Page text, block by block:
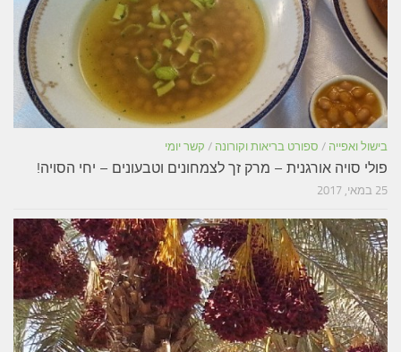
בישול ואפייה / ספורט בריאות וקורונה / קשר יומי
פולי סויה אורגנית – מרק זך לצמחונים וטבעונים – יחי הסויה!
25 במאי, 2017